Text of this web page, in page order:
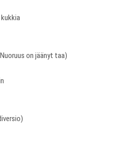
on jäänyt taa)